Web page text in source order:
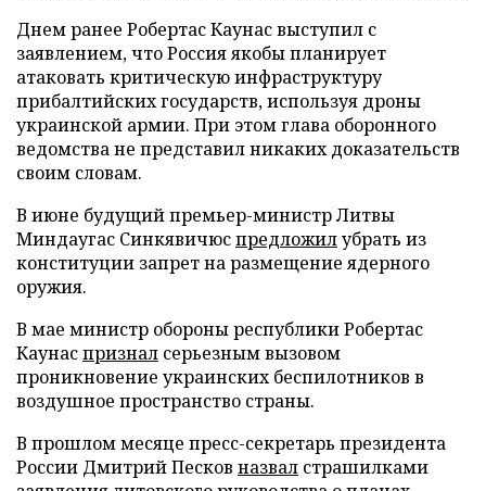
Днем ранее Робертас Каунас выступил с
заявлением, что Россия якобы планирует
атаковать критическую инфраструктуру
прибалтийских государств, используя дроны
украинской армии. При этом глава оборонного
ведомства не представил никаких доказательств
своим словам.
В июне будущий премьер-министр Литвы
Миндаугас Синкявичюспредложилубрать из
конституции запрет на размещение ядерного
оружия.
В мае министр обороны республики Робертас
Каунаспризнал серьезным вызовом
проникновение украинских беспилотников в
воздушное пространство страны.
В прошлом месяце пресс-секретарь президента
России Дмитрий Песков назвал страшилками